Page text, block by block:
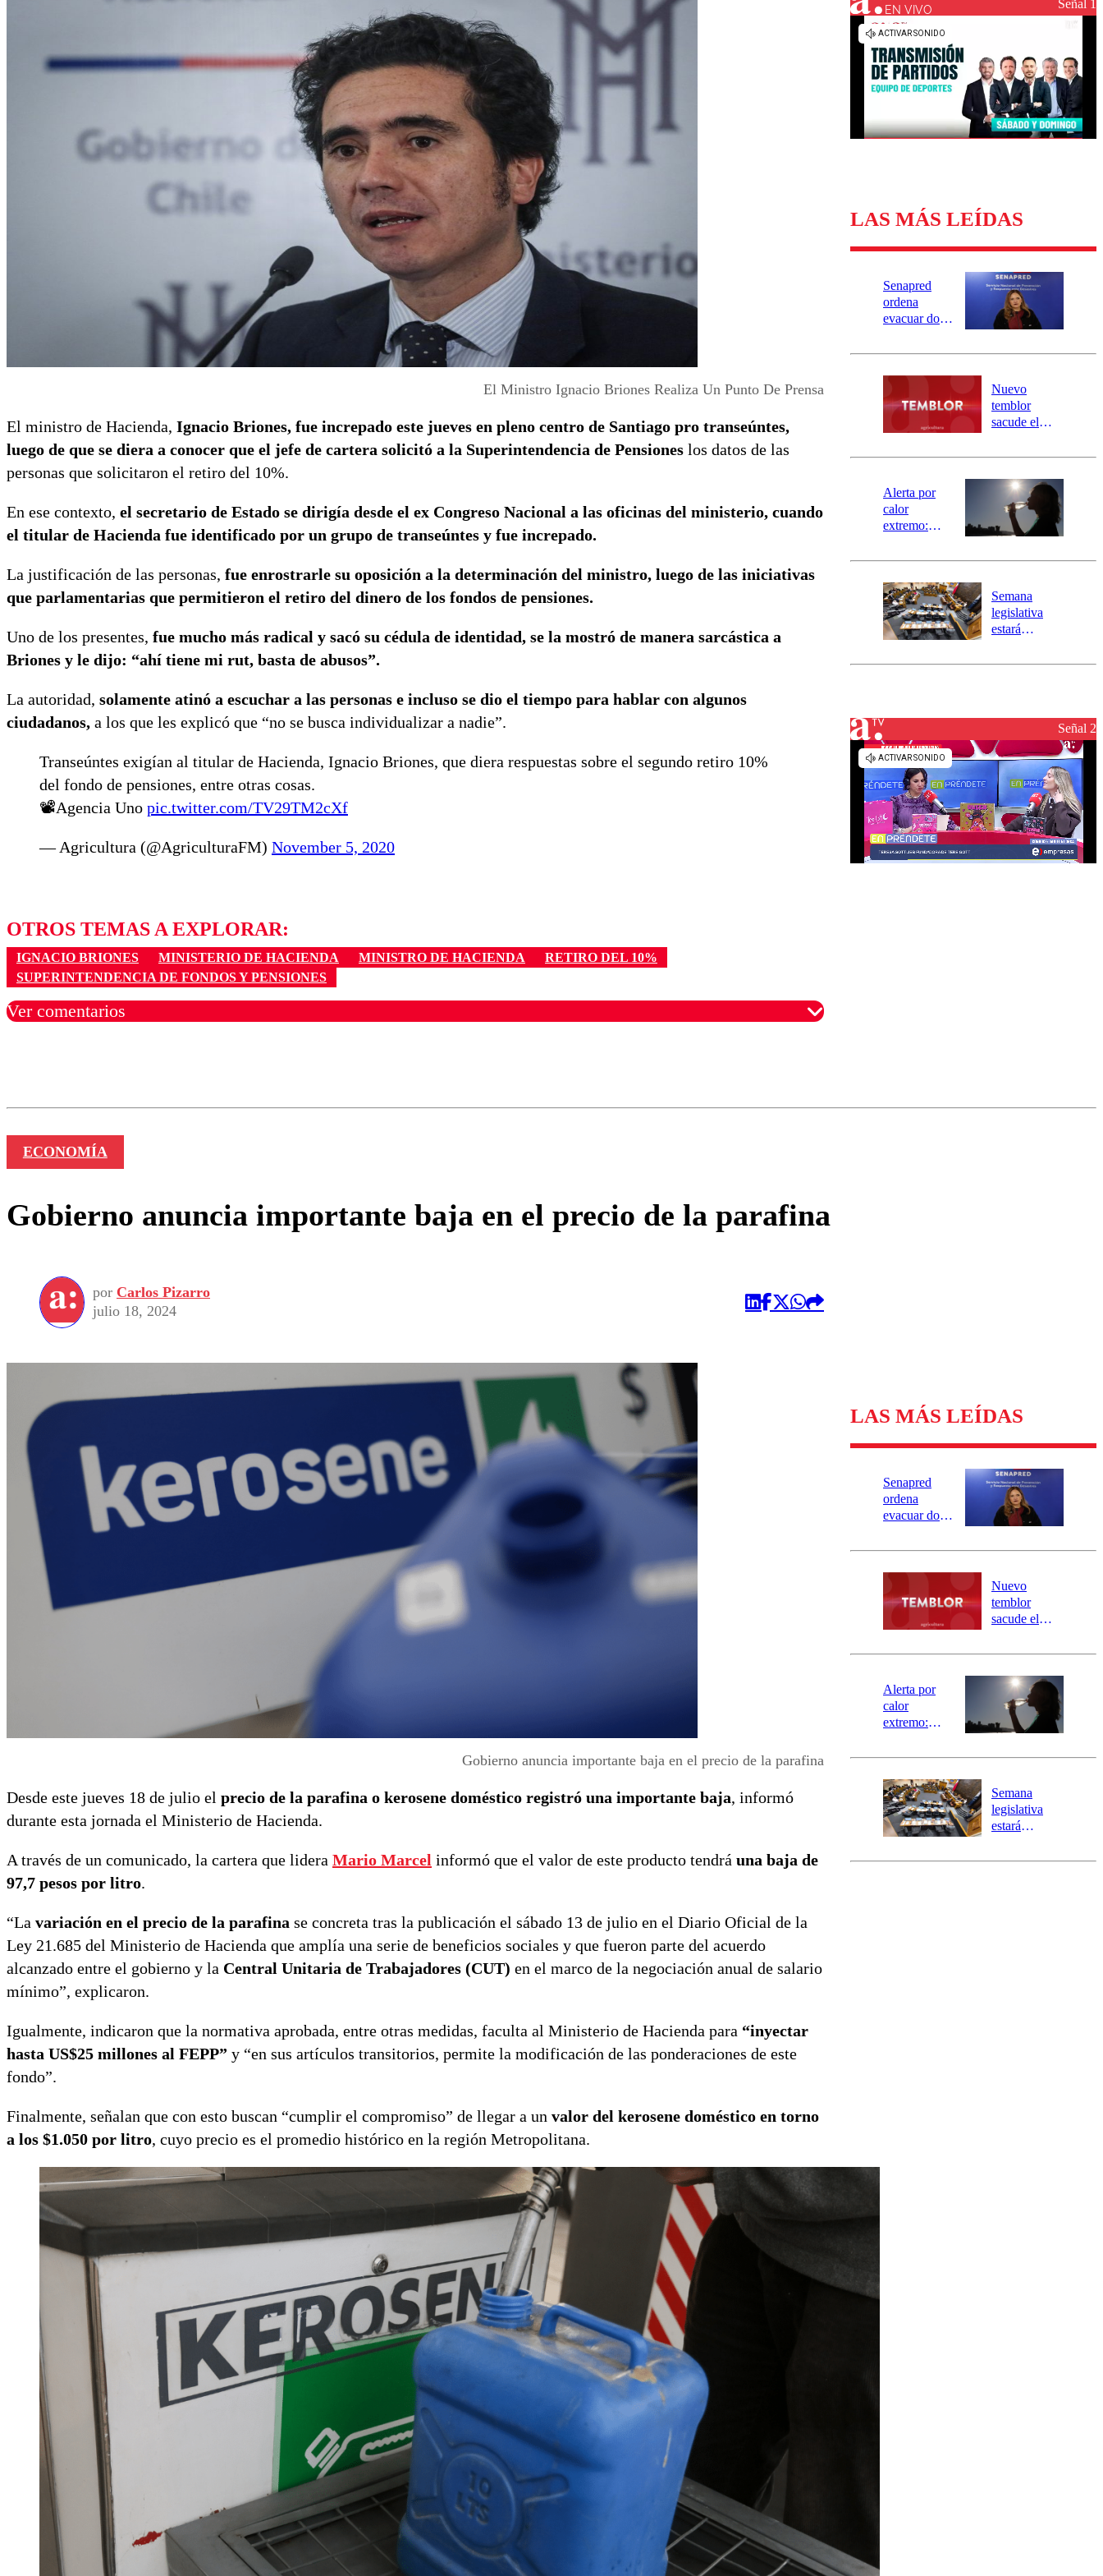
Universidad de Chile
Sustentabilidad
El Ministro Ignacio Briones Realiza Un Punto De Prensa
El ministro de Hacienda, Ignacio Briones, fue increpado este jueves en pleno centro de Santiago pro transeúntes,
luego de que se diera a conocer que el jefe de cartera solicitó a la Superintendencia de Pensiones los datos de las
personas que solicitaron el retiro del 10%.
En ese contexto, el secretario de Estado se dirigía desde el ex Congreso Nacional a las oficinas del ministerio, cuando
el titular de Hacienda fue identificado por un grupo de transeúntes y fue increpado.
La justificación de las personas, fue enrostrarle su oposición a la determinación del ministro, luego de las iniciativas
que parlamentarias que permitieron el retiro del dinero de los fondos de pensiones.
Uno de los presentes, fue mucho más radical y sacó su cédula de identidad, se la mostró de manera sarcástica a
Briones y le dijo: “ahí tiene mi rut, basta de abusos”.
La autoridad, solamente atinó a escuchar a las personas e incluso se dio el tiempo para hablar con algunos
ciudadanos, a los que les explicó que “no se busca individualizar a nadie”.
Transeúntes exigían al titular de Hacienda, Ignacio Briones, que diera respuestas sobre el segundo retiro 10%
del fondo de pensiones, entre otras cosas.
📽️Agencia Uno pic.twitter.com/TV29TM2cXf
— Agricultura (@AgriculturaFM) November 5, 2020
OTROS TEMAS A EXPLORAR:
IGNACIO BRIONES MINISTERIO DE HACIENDA MINISTRO DE HACIENDA
RETIRO DEL 10%
SUPERINTENDENCIA DE FONDOS Y PENSIONES
Ver comentarios
EN VIVO Señal 1
LAS MÁS LEÍDAS
Senapred
ordena
evacuar dos
Carahue por
río Damas:
activa
mensajería
SAE
Nuevo
temblor
sacude el
revisa la
epicentro
Alerta por
calor
extremo:
activa Alerta
Preventiva en
tres comunas
Semana
legislativa
estará
el fin de la
reconstrucciónSeñal 2
ECONOMÍA
Gobierno anuncia importante baja en el precio de la parafina
por Carlos Pizarro
julio 18, 2024
Gobierno anuncia importante baja en el precio de la parafina
Desde este jueves 18 de julio el precio de la parafina o kerosene doméstico registró una importante baja, informó
durante esta jornada el Ministerio de Hacienda.
A través de un comunicado, la cartera que lidera Mario Marcel informó que el valor de este producto tendrá una baja de
97,7 pesos por litro.
“La variación en el precio de la parafina se concreta tras la publicación el sábado 13 de julio en el Diario Oficial de la
Ley 21.685 del Ministerio de Hacienda que amplía una serie de beneficios sociales y que fueron parte del acuerdo
alcanzado entre el gobierno y la Central Unitaria de Trabajadores (CUT) en el marco de la negociación anual de salario
mínimo”, explicaron.
Igualmente, indicaron que la normativa aprobada, entre otras medidas, faculta al Ministerio de Hacienda para “inyectar
hasta US$25 millones al FEPP” y “en sus artículos transitorios, permite la modificación de las ponderaciones de este
fondo”.
Finalmente, señalan que con esto buscan “cumplir el compromiso” de llegar a un valor del kerosene doméstico en torno
a los $1.050 por litro, cuyo precio es el promedio histórico en la región Metropolitana.
LAS MÁS LEÍDAS
Senapred
ordena
evacuar dos
Carahue por
río Damas:
activa
mensajería
SAE
Nuevo
temblor
sacude el
revisa la
epicentro
Alerta por
calor
extremo:
activa Alerta
Preventiva en
tres comunas
Semana
legislativa
estará
el fin de la